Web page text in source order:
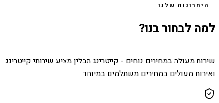
היתרונות שלנו
למה לבחור בנו?
שירות מעולה במחירים נוחים - קייטרינג תבלין מציע שירותי קייטרינג
ואירוח מעולים במחירים משתלמים במיוחד